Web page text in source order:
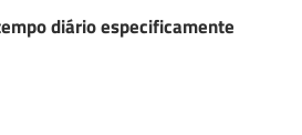
diário especificamente